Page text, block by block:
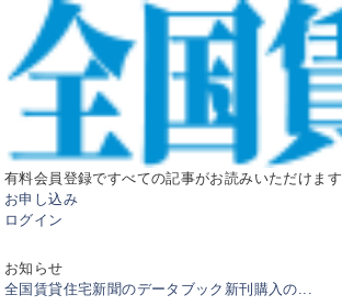
有料会員登録ですべての記事がお読みいただけます
お申し込み
ログイン
お知らせ
全国賃貸住宅新聞のデータブック新刊購入の...